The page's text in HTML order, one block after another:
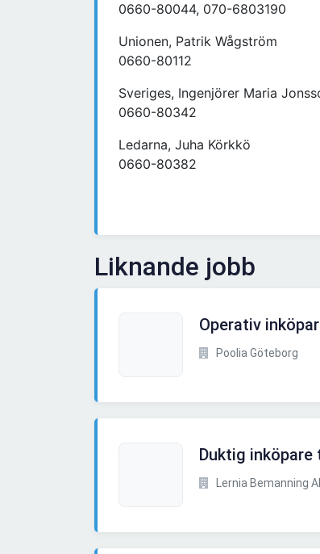
0660-80044, 070-6803190
Unionen, Patrik Wågström
0660-80112
Sveriges, Ingenjörer Maria
0660-80342
Ledarna, Juha Körkkö
0660-80382
Liknande jobb
Operativ
Poolia Göteborg
Duktig
Lernia Bemanning